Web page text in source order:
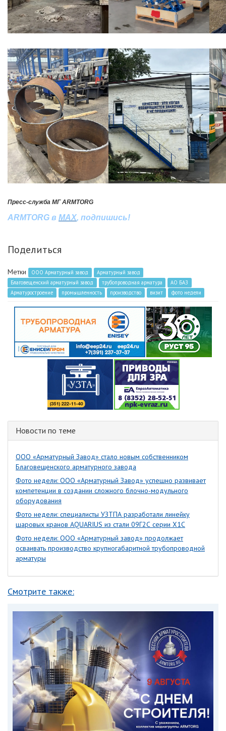
Пресс-служба МГ ARMTORG
ARMTORG в MAX, подпишись!
Поделиться
Метки ООО Арматурный завод
Арматурный завод
Благовещенский арматурный завод
трубопроводная арматура
АО БАЗ
Арматуростроение
промышленность производство визит фото недели
Новости по теме
ООО «Арматурный Завод» стало новым собственником
Благовещенского арматурного завода
Фото недели: ООО «Арматурный Завод» успешно развивает
компетенции в создании сложного блочно-модульного
оборудования
Фото недели: специалисты УЗТПА разработали линейку
шаровых кранов AQUARIUS из стали 09Г2С серии Х1С
Фото недели: ООО «Арматурный завод» продолжает
осваивать производство крупногабаритной трубопроводной
арматуры
Смотрите также: